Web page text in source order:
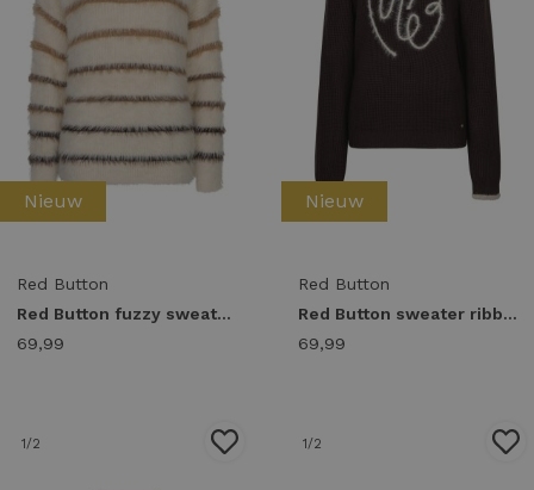
Nieuw
Red Button
Red Button fuzzy sweater & stripe srb5118 Sweater creme/brown
69,99
Nieuw
Red Button
Red Button sweater ribbon logo srb5139 Sweater espresso
69,99
1/2 1/2